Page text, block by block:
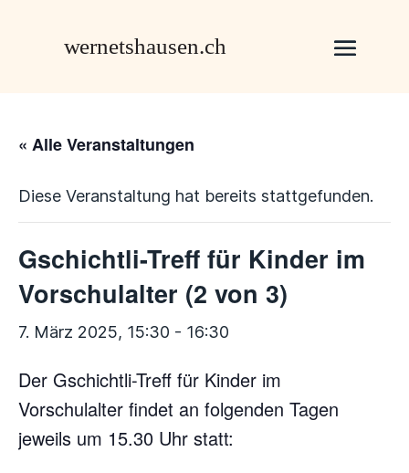
« Alle Veranstaltungen
Diese Veranstaltung hat bereits stattgefunden.
Gschichtli-Treff für Kinder im
Vorschulalter (2 von 3)
7. März 2025, 15:30 - 16:30
Der Gschichtli-Treff für Kinder im
Vorschulalter findet an folgenden Tagen
jeweils um 15.30 Uhr statt: